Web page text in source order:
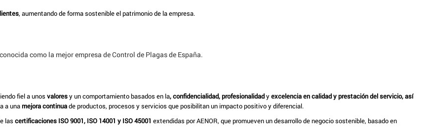
, aumentando de forma sostenible el patrimonio de la empresa.
como la mejor empresa de Control de Plagas de España.
fiel a unos valoresy un comportamiento basados en la, confidencialidad, profesionalidadyexcelencia en calidad y prestación del servicio, así
a una mejora continuade productos, procesos y servicios que posibilitan un impacto positivo y diferencial.
las certificaciones ISO 9001, ISO 14001 y ISO 45001 extendidas por AENOR, que promueven un desarrollo de negocio sostenible, basado en